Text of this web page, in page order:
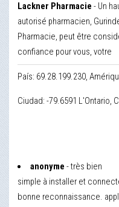
Lackner Pharmacie - Un
autorisé pharmacien,
Pharmacie, peut être
confiance pour vous, votre
País: 69.28.199.230,
Ciudad: -79.6591 L'Ontario,
anonyme - très bien
simple à installer et
bonne reconnaissance.